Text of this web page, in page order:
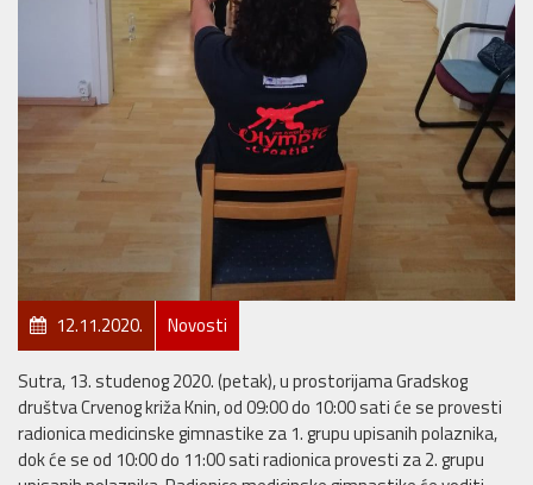
12.11.2020. Novosti
Sutra, 13. studenog 2020. (petak), u prostorijama Gradskog
društva Crvenog križa Knin, od 09:00 do 10:00 sati će se provesti
radionica medicinske gimnastike za 1. grupu upisanih polaznika,
dok će se od 10:00 do 11:00 sati radionica provesti za 2. grupu